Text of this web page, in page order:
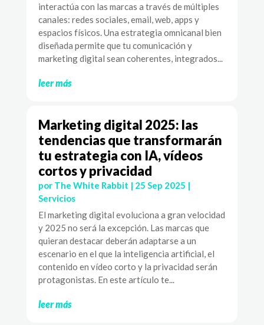
interactúa con las marcas a través de múltiples
canales: redes sociales, email, web, apps y
espacios físicos. Una estrategia omnicanal bien
diseñada permite que tu comunicación y
marketing digital sean coherentes, integrados...
leer más
Marketing digital 2025: las
tendencias que transformarán
tu estrategia con IA, vídeos
cortos y privacidad
por The White Rabbit | 25 Sep 2025 |
Servicios
El marketing digital evoluciona a gran velocidad
y 2025 no será la excepción. Las marcas que
quieran destacar deberán adaptarse a un
escenario en el que la inteligencia artificial, el
contenido en vídeo corto y la privacidad serán
protagonistas. En este artículo te...
leer más